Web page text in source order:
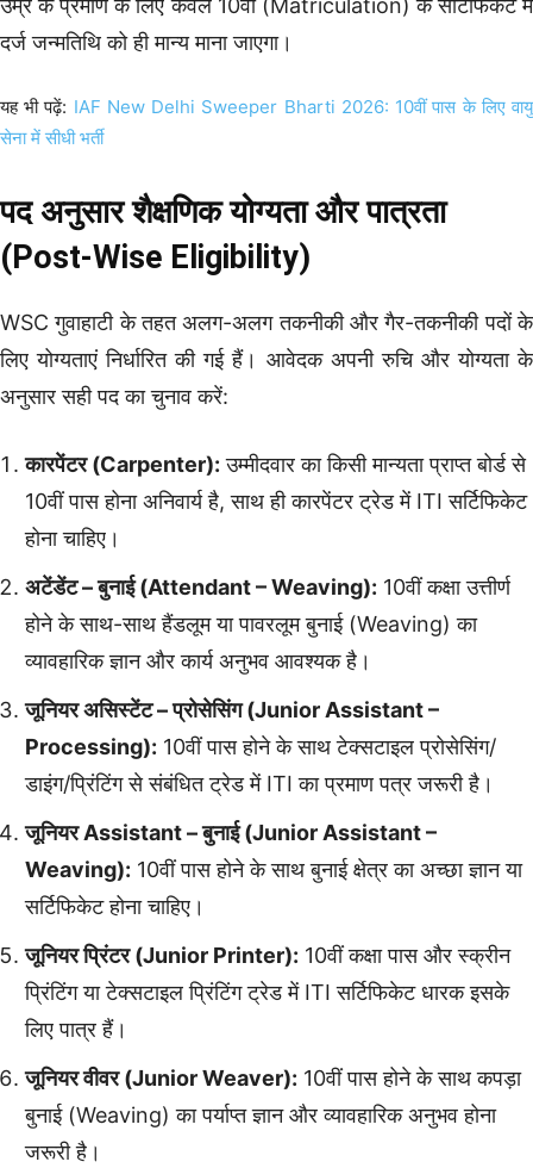
उम्र के प्रमाण के लिए केवल 10वीं (Matriculation) के सर्टिफिकेट में
दर्ज जन्मतिथि को ही मान्य माना जाएगा।
यह भी पढ़ें: IAF New Delhi Sweeper Bharti 2026: 10वीं पास के लिए वायु
सेना में सीधी भर्ती
पद अनुसार शैक्षणिक योग्यता और पात्रता
(Post-Wise Eligibility)
WSC गुवाहाटी के तहत अलग-अलग तकनीकी और गैर-तकनीकी पदों के
लिए योग्यताएं निर्धारित की गई हैं। आवेदक अपनी रुचि और योग्यता के
अनुसार सही पद का चुनाव करें:
कारपेंटर (Carpenter): उम्मीदवार का किसी मान्यता प्राप्त बोर्ड से
10वीं पास होना अनिवार्य है, साथ ही कारपेंटर ट्रेड में ITI सर्टिफिकेट
होना चाहिए।
अटेंडेंट – बुनाई (Attendant – Weaving): 10वीं कक्षा उत्तीर्ण
होने के साथ-साथ हैंडलूम या पावरलूम बुनाई (Weaving) का
व्यावहारिक ज्ञान और कार्य अनुभव आवश्यक है।
जूनियर असिस्टेंट – प्रोसेसिंग (Junior Assistant –
Processing): 10वीं पास होने के साथ टेक्सटाइल प्रोसेसिंग/
डाइंग/प्रिंटिंग से संबंधित ट्रेड में ITI का प्रमाण पत्र जरूरी है।
जूनियर Assistant – बुनाई (Junior Assistant –
Weaving): 10वीं पास होने के साथ बुनाई क्षेत्र का अच्छा ज्ञान या
सर्टिफिकेट होना चाहिए।
जूनियर प्रिंटर (Junior Printer): 10वीं कक्षा पास और स्क्रीन
प्रिंटिंग या टेक्सटाइल प्रिंटिंग ट्रेड में ITI सर्टिफिकेट धारक इसके
लिए पात्र हैं।
जूनियर वीवर (Junior Weaver): 10वीं पास होने के साथ कपड़ा
बुनाई (Weaving) का पर्याप्त ज्ञान और व्यावहारिक अनुभव होना
जरूरी है।